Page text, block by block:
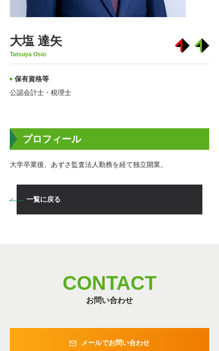
保有資格等
公認会計士・税理士
大塩 達矢
Tatsuya Osio
プロフィール
大学卒業後、あずさ監査法人勤務を経て独立開業。
一覧に戻る
CONTACT
お問い合わせ
メールでお問い合わせ